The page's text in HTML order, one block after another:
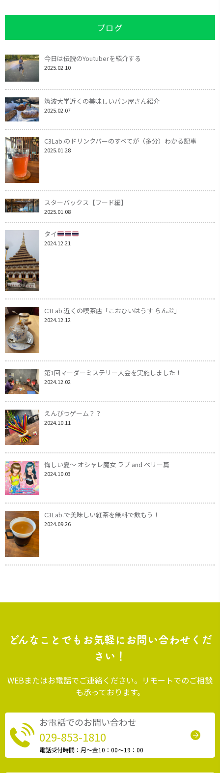
ブログ
今日は伝説のYoutuberを紹介する
2025.02.10
筑波大学近くの美味しいパン屋さん紹介
2025.02.07
C3Lab.のドリンクバーのすべてが（多分）わかる記事
2025.01.28
スターバックス【フード編】
2025.01.08
タイ
2024.12.21
C3Lab.近くの喫茶店「こおひいはうす らんぷ」
2024.12.12
第1回マーダーミステリー大会を実施しました！
2024.12.02
えんぴつゲーム？？
2024.10.11
悔しい夏～ オシャレ魔女 ラブ and ベリー篇
2024.10.03
C3Lab.で美味しい紅茶を無料で飲もう！
2024.09.26
どんなことでもお気軽にお問い合わせくだ
さい！
WEBまたはお電話でご連絡ください。リモートでのご相談
も承っております。
お電話でのお問い合わせ
029-853-1810
電話受付時間：月〜金10：00〜19：00